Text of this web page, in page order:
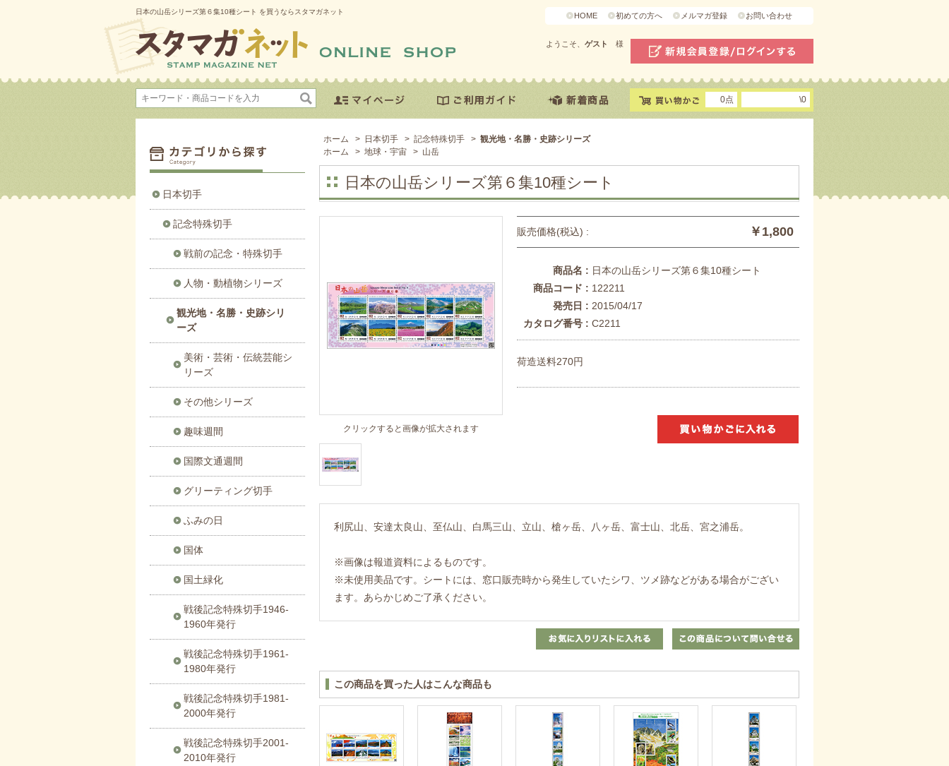
日本の山岳シリーズ第６集10種シート を買うならスタマガネット HOME 初めての方へ メルマガ登録 お問い合わせ
ようこそ、 ゲスト 様
0点 \0
ホーム > 日本切手 > 記念特殊切手 > 観光地・名勝・史跡シリーズ
ホーム
> 地球・宇宙 > 山岳
日本の山岳シリーズ第６集10種シート
クリックすると画像が拡大されます
販売価格(税込) : ￥1,800
商品名 : 日本の山岳シリーズ第６集10種シート
商品コード : 122211
発売日 : 2015/04/17
カタログ番号 : C2211
荷造送料270円
利尻山、安達太良山、至仏山、白馬三山、立山、槍ヶ岳、八ヶ岳、富士山、北岳、宮之浦岳。
※画像は報道資料によるものです。
※未使用美品です。シートには、窓口販売時から発生していたシワ、ツメ跡などがある場合がござい
ます。あらかじめご了承ください。
この商品を買った人はこんな商品も
日本切手
記念特殊切手
戦前の記念・特殊切手
人物・動植物シリーズ
観光地・名勝・史跡シリ
ーズ
美術・芸術・伝統芸能シ
リーズ
その他シリーズ
趣味週間
国際文通週間
グリーティング切手
ふみの日
国体
国土緑化
戦後記念特殊切手1946-
1960年発行
戦後記念特殊切手1961-
1980年発行
戦後記念特殊切手1981-
2000年発行
戦後記念特殊切手2001-
2010年発行